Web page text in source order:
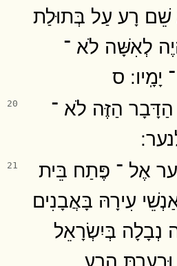
שֵׁם רָע עַל בְּתוּלַת
לְאִשָּׁה לֹא ־
׃ ס
20
הַזֶּה לֹא ־
׃
21
אֶל ־ פֶּתַח בֵּית
עִירָהּ בָּאֲבָנִים
נְבָלָה בְּיִשְׂרָאֵל
וּבִֽעַרְתָּ הָרָע